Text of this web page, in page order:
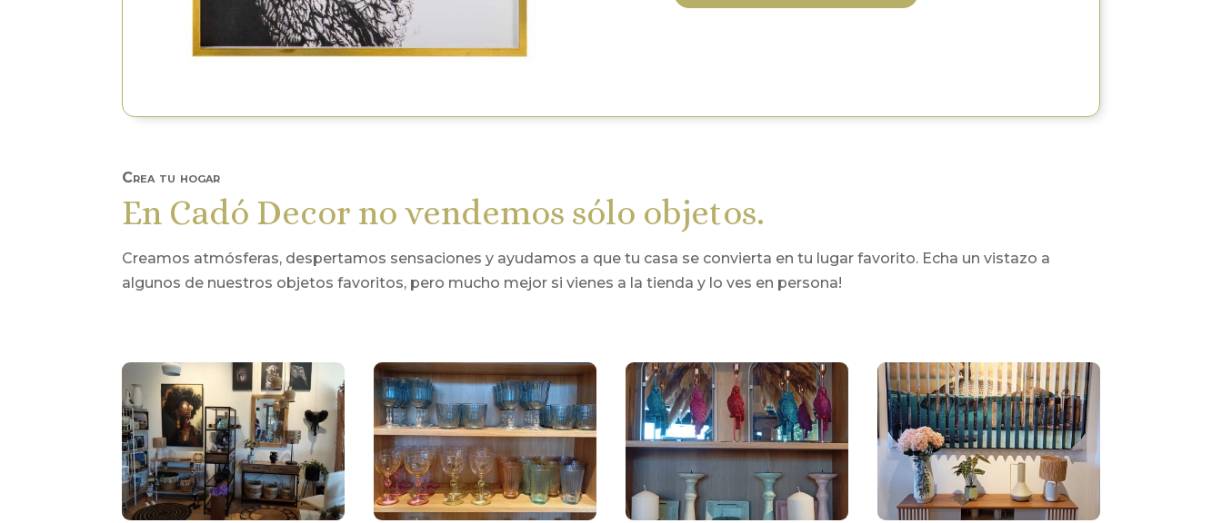
Crea tu hogar
En Cadó Decor no vendemos sólo objetos.
Creamos atmósferas, despertamos sensaciones y ayudamos a que tu casa se convierta en tu lugar favorito. Echa un vistazo a
algunos de nuestros objetos favoritos, pero mucho mejor si vienes a la tienda y lo ves en persona!